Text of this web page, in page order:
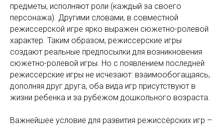
предметы, исполняют роли (каждый за своего
персонажа). Другими словами, в совместной
режиссерской игре ярко выражен сюжетно-ролевой
характер. Таким образом, режиссерские игры
создают реальные предпосылки для возникновения
сюжетно-ролевой игры. Но с появлением последней
режиссерские игры не исчезают: взаимообогащаясь,
дополняя друг друга, оба вида игр присутствуют в
жизни ребенка и за рубежом дошкольного возраста.
Важнейшее условие для развития режиссёрских игр –